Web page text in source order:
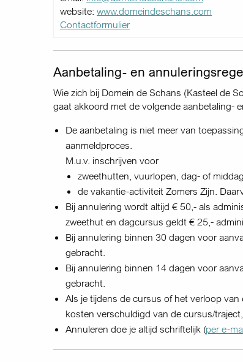
website: www.domeindeschans.com
Contactformulier
Aanbetaling- en
Wie zich bij Domein de Schans (Kasteel de
gaat akkoord met de volgende aanbetaling-
De aanbetaling is niet meer van
aanmeldproces.
M.u.v. inschrijven voor
zweethutten, vuurlopen, dag- of
de vakantie-activiteit Zomers Zijn.
Bij annulering wordt altijd € 50,- als
zweethut en dagcursus geldt € 25,-
Bij annulering binnen 30 dagen voor
gebracht.
Bij annulering binnen 14 dagen voor
gebracht.
Als je tijdens de cursus of het verloop
kosten verschuldigd van de cursus/
Annuleren doe je altijd schriftelijk (per e-